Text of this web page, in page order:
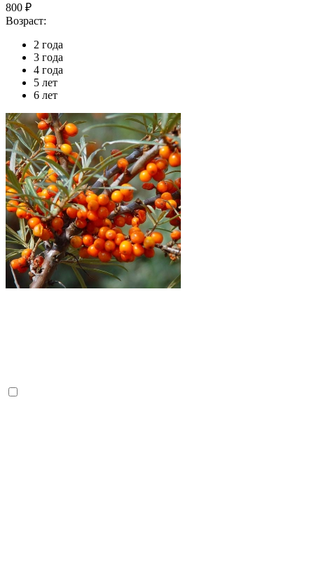
800 ₽
Возраст:
2 года
3 года
4 года
5 лет
6 лет